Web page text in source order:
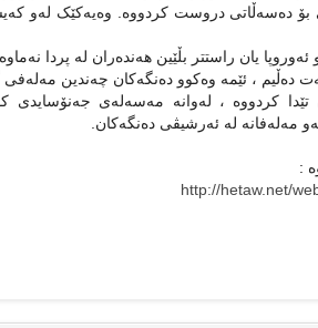
بۆ ده‌سه‌ڵاتی دروست کردووه‌. وه‌یه‌کێک له‌و
یان راستتر بڵێین هه‌نده‌ران له‌ پردا
ده‌ڵیم ، ئێمه‌ وه‌کوو ده‌نگه‌کان چه‌ندین
کردووه‌ ، له‌وانه‌ مه‌سه‌له‌ی
مه‌له‌فانه‌ له‌ ئه‌رشیڤی ده‌نگه‌کان.
http://hetaw.net/